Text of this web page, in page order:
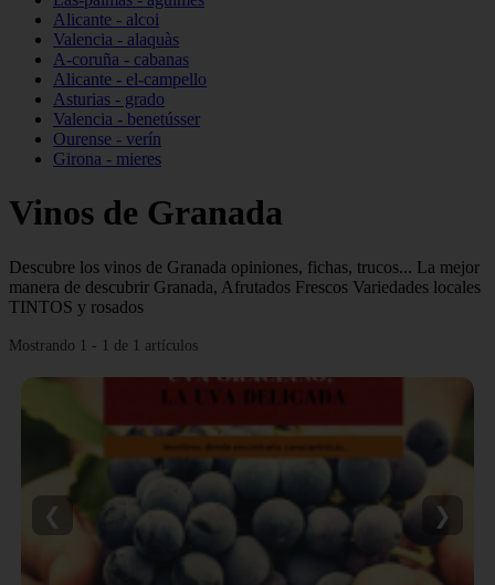
Alicante - alcoi
Valencia - alaquàs
A-coruña - cabanas
Alicante - el-campello
Asturias - grado
Valencia - benetússer
Ourense - verín
Girona - mieres
Vinos de Granada
Descubre los vinos de Granada opiniones, fichas, trucos... La mejor
manera de descubrir Granada, Afrutados Frescos Variedades locales
TINTOS y rosados
Mostrando 1 - 1 de 1 artículos
❮ ❯